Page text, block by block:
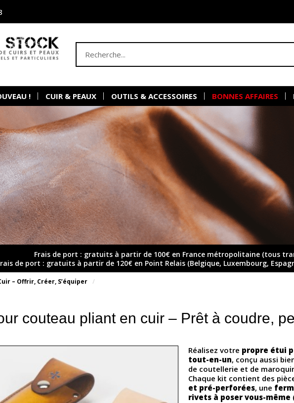
! CUIR & PEAUX OUTILS & ACCESSOIRES BONNES AFFAIRES
Frais de port : gratuits à partir de 100€ en France métropolitaine (tous
de port : gratuits à partir de 120€ en Point Relais (Belgique, Luxembourg,
– Offrir, Créer, S’équiper
couteau pliant en cuir – Prêt à coudre,
Réalisez votre propre étui
tout-en-un, conçu aussi
de coutellerie et de
Chaque kit contient des
et pré-perforées, une
rivets à poser vous-même